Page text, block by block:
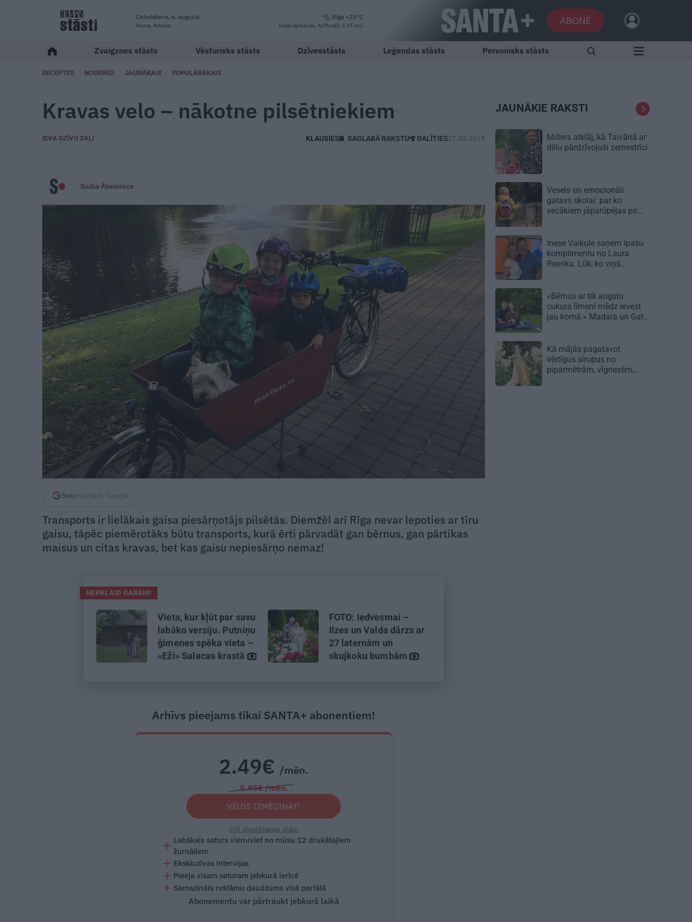
Ceturtdiena, 6. augusts
Aisma, Askolds
Rīga +25°C
Daļēji apmācies, R/ZR vējš, 3.17 m/s ABONĒ
Zvaigznes stāsts Vēsturisks stāsts Dzīvesstāsts Leģendas stāsts Personisks stāsts
RECEPTES NODERĪGI JAUNĀKAIS POPULĀRĀKAIS
Kravas velo – nākotne pilsētniekiem
IEVA DZĪVO ZAĻI SAGLABĀ RAKSTU DALĪTIES27.03.2019
Baiba Ābelniece
Seko Santa.lv Google
Transports ir lielākais gaisa piesārņotājs pilsētās. Diemžēl arī Rīga nevar lepoties ar tīru
gaisu, tāpēc piemērotāks būtu transports, kurā ērti pārvadāt gan bērnus, gan pārtikas
maisus un citas kravas, bet kas gaisu nepiesārņo nemaz!
NEPALAID GARĀM!
Vieta, kur kļūt par savu
labāko versiju. Putniņu
ģimenes spēka vieta –
«Eži» Salacas krastā
FOTO: Iedvesmai –
Ilzes un Valda dārzs ar
27 laternām un
skujkoku bumbām
Arhīvs pieejams tikai SANTA+ abonentiem!
2.49€ /mēn.
5.95€ /mēn.
VĒLOS IZMĒĢINĀT!
Citi abonēšanas plāni
Labākais saturs vienuviet no mūsu 12 drukātajiem
žurnāliem
Ekskluzīvas intervijas
Pieeja visam saturam jebkurā ierīcē
Samazināts reklāmu daudzums visā portālā
Abonementu var pārtraukt jebkurā laikā
JAUNĀKIE RAKSTI
Millers atklāj, kā Taivānā ar
dēlu pārdzīvojuši zemestrīci
Vesels un emocionāli
gatavs skolai: par ko
vecākiem jāparūpējas pirms
Inese Vaikule saņem īpašu
komplimentu no Laura
Reinika. Lūk, ko viņš
«Bērnus ar tik augstu
cukura līmeni mēdz ievest
jau komā.» Madara un Gatis
Kā mājās pagatavot
vērtīgus sīrupus no
piparmētrām, vīgriezēm,